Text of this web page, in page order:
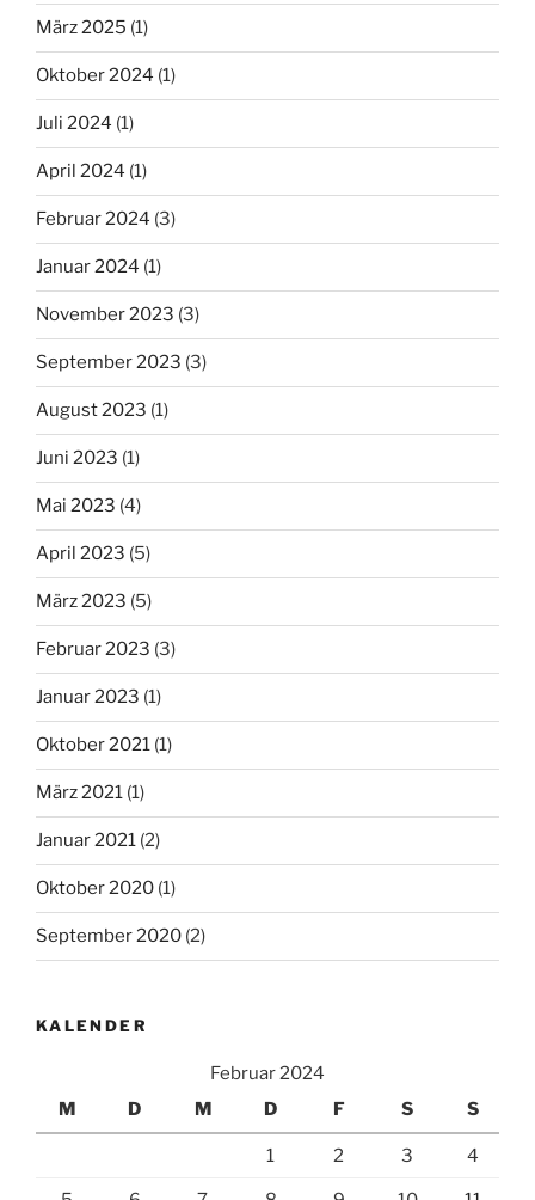
März 2025 (1)
Oktober 2024 (1)
Juli 2024 (1)
April 2024 (1)
Februar 2024 (3)
Januar 2024 (1)
November 2023 (3)
September 2023 (3)
August 2023 (1)
Juni 2023 (1)
Mai 2023 (4)
April 2023 (5)
März 2023 (5)
Februar 2023 (3)
Januar 2023 (1)
Oktober 2021 (1)
März 2021 (1)
Januar 2021 (2)
Oktober 2020 (1)
September 2020 (2)
KALENDER
Februar 2024
M
D M D F S S
1 2 3 4